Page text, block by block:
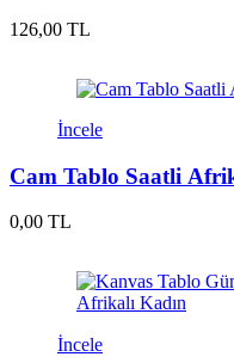
126,00 TL
İncele
Cam Tablo Saatli
0,00 TL
İncele